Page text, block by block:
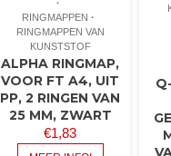
RINGMAPPEN
RINGMAPPEN VAN
KUNSTSTOF
ALPHA RINGMAP,
VOOR FT A4, UIT
PP, 2 RINGEN VAN
25 MM, ZWART
€1,83